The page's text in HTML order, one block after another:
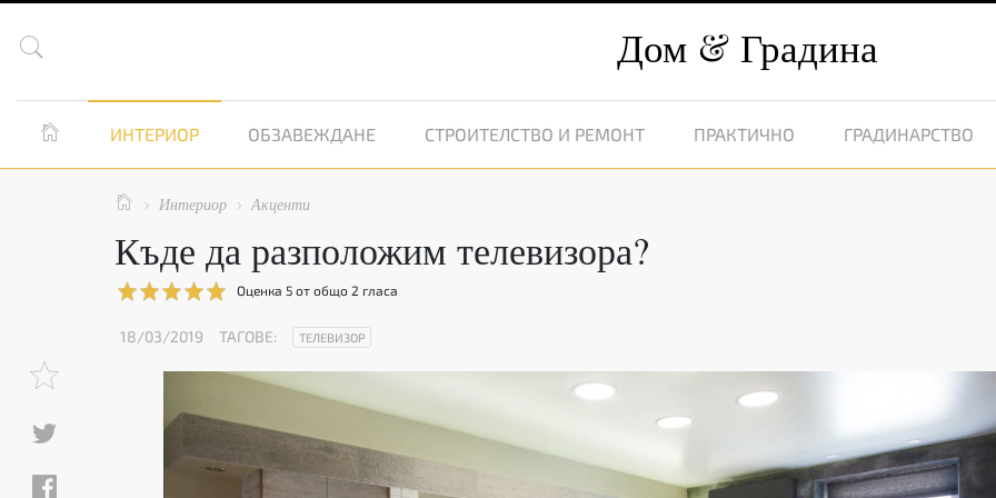
 Дом Градина
 ИНТЕРИОР ОБЗАВЕЖДАНЕ СТРОИТЕЛСТВО И РЕМОНТ ПРАКТИЧНО ГРАДИНАРСТВО
  Интериор  Акценти
Къде да разположим телевизора?
Оценка 5от общо 2 гласа
18/03/2019 ТАГОВЕ: ТЕЛЕВИЗОР